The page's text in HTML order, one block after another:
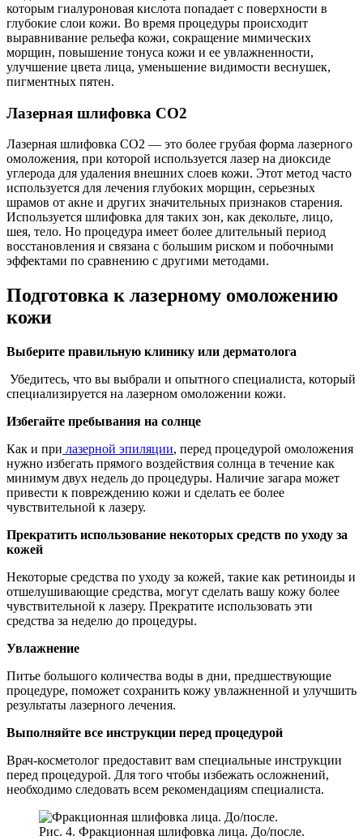
которым гиалуроновая кислота попадает с поверхности в
глубокие слои кожи. Во время процедуры происходит
выравнивание рельефа кожи, сокращение мимических
морщин, повышение тонуса кожи и ее увлажненности,
улучшение цвета лица, уменьшение видимости веснушек,
пигментных пятен.
Лазерная шлифовка CO2
Лазерная шлифовка CO2 — это более грубая форма лазерного
омоложения, при которой используется лазер на диоксиде
углерода для удаления внешних слоев кожи. Этот метод часто
используется для лечения глубоких морщин, серьезных
шрамов от акне и других значительных признаков старения.
Используется шлифовка для таких зон, как декольте, лицо,
шея, тело. Но процедура имеет более длительный период
восстановления и связана с большим риском и побочными
эффектами по сравнению с другими методами.
Подготовка к лазерному омоложению
кожи
Выберите правильную клинику или дерматолога
Убедитесь, что вы выбрали и опытного специалиста, который
специализируется на лазерном омоложении кожи.
Избегайте пребывания на солнце
Как и при лазерной эпиляции, перед процедурой омоложения
нужно избегать прямого воздействия солнца в течение как
минимум двух недель до процедуры. Наличие загара может
привести к повреждению кожи и сделать ее более
чувствительной к лазеру.
Прекратить использование некоторых средств по уходу за
кожей
Некоторые средства по уходу за кожей, такие как ретиноиды и
отшелушивающие средства, могут сделать вашу кожу более
чувствительной к лазеру. Прекратите использовать эти
средства за неделю до процедуры.
Увлажнение
Питье большого количества воды в дни, предшествующие
процедуре, поможет сохранить кожу увлажненной и улучшить
результаты лазерного лечения.
Выполняйте все инструкции перед процедурой
Врач-косметолог предоставит вам специальные инструкции
перед процедурой. Для того чтобы избежать осложнений,
необходимо следовать всем рекомендациям специалиста.
Рис. 4. Фракционная шлифовка лица. До/после.